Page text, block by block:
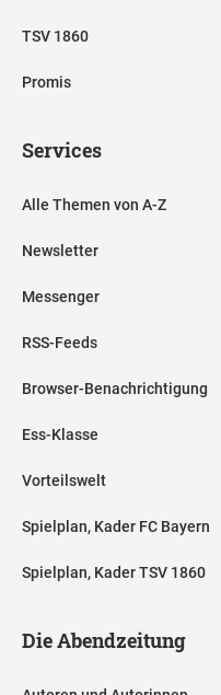
TSV 1860
Promis
Services
Alle Themen von A-Z
Newsletter
Messenger
RSS-Feeds
Browser-Benachrichtigung
Ess-Klasse
Vorteilswelt
Spielplan, Kader FC Bayern
Spielplan, Kader TSV 1860
Die Abendzeitung